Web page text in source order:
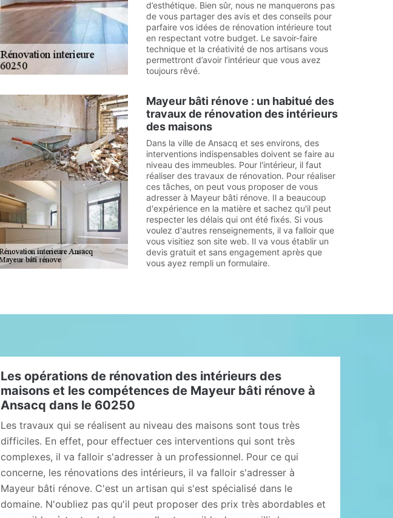
d’esthétique. Bien sûr, nous ne manquerons pas
de vous partager des avis et des conseils pour
parfaire vos idées de rénovation intérieure tout
en respectant votre budget. Le savoir-faire
technique et la créativité de nos artisans vous
permettront d’avoir l’intérieur que vous avez
toujours rêvé.
Mayeur bâti rénove : un habitué des
travaux de rénovation des intérieurs
des maisons
Dans la ville de Ansacq et ses environs, des
interventions indispensables doivent se faire au
niveau des immeubles. Pour l'intérieur, il faut
réaliser des travaux de rénovation. Pour réaliser
ces tâches, on peut vous proposer de vous
adresser à Mayeur bâti rénove. Il a beaucoup
d'expérience en la matière et sachez qu'il peut
respecter les délais qui ont été fixés. Si vous
voulez d'autres renseignements, il va falloir que
vous visitiez son site web. Il va vous établir un
devis gratuit et sans engagement après que
vous ayez rempli un formulaire.
Les opérations de rénovation des intérieurs des
maisons et les compétences de Mayeur bâti rénove à
Ansacq dans le 60250
Les travaux qui se réalisent au niveau des maisons sont tous très
difficiles. En effet, pour effectuer ces interventions qui sont très
complexes, il va falloir s'adresser à un professionnel. Pour ce qui
concerne, les rénovations des intérieurs, il va falloir s'adresser à
Mayeur bâti rénove. C'est un artisan qui s'est spécialisé dans le
domaine. N'oubliez pas qu'il peut proposer des prix très abordables et